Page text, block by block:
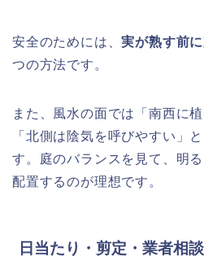
安全のためには、実が熟す前
つの方法です。
また、風水の面では「南西に
「北側は陰気を呼びやすい」
す。庭のバランスを見て、明
配置するのが理想です。
日当たり・剪定・業者相